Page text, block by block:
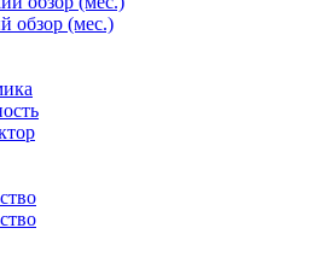
обзор (мес.)